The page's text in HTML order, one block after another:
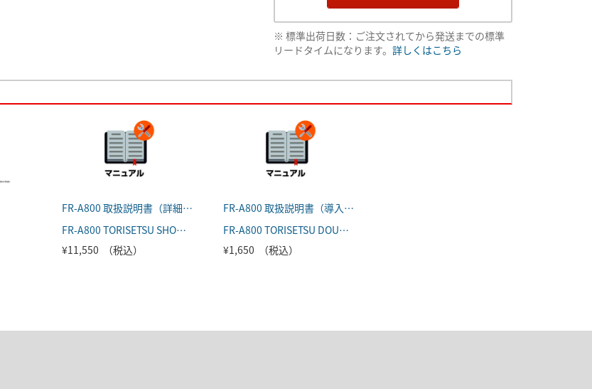
※ 標準出荷日数：ご注文されてから発送までの標準
リードタイムになります。 詳しくはこちら
FR-A800 取扱説明書（詳細編）
FR-A800 TORISETSU SHOUSAI
¥11,550 （税込）
FR-A800 取扱説明書（導入編）
FR-A800 TORISETSU DOUNYU
¥1,650 （税込）